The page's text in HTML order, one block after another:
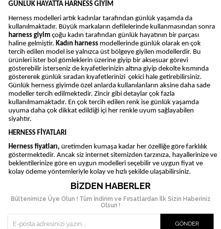
GÜNLÜK HAYATTA HARNESS GİYİM
Herness modelleri artık kadınlar tarafından günlük yaşamda da
kullanılmaktadır. Büyük markaların defilelerinde kullanmasından sonra
harness giyimçoğu kadın tarafından günlük hayatının bir parçası
haline gelmiştir. Kadın harnessmodellerinde günlük olarak en çok
tercih edilen model ise yalnızca üst bölgeye giyilen modellerdir. Bu
ürünleri ister bol gömleklerin üzerine giyip bir aksesuar görevi
gösterebilir isterseniz de kıyafetlerinizin altına giyip dekolte kısmında
göstererek günlük sıradan kıyafetlerinizi çekici hale getirebilirsiniz.
Günlük herness giyimde özel anlarda kullanılanların aksine daha sade
modeller tercih edilmektedir. Zincir gibi detaylar çok fazla
kullanılmamaktadır. En çok tercih edilen renk ise günlük yaşamda
uyuma daha çok dikkat edildiği içi her renkle uyum sağlayabilen
siyahtır.
HERNESS FİYATLARI
Herness fiyatları, üretimden kumaşa kadar her özelliğe göre farklılık
göstermektedir. Ancak siz internet sitemizden tarzınıza, hayallerinize ve
beklentilerinize göre en uygun modelleri seçebilir ve uygun fiyat ve
kolay ödeme yöntemleriyle kolay ve hızlı şekilde ulaşabilirsiniz.
BIZDEN HABERLER
Bültenimize Üye Olun ! Tüm İndirim ve Fırsatlardan İlk Sizin Haberiniz
Olsun !
GÖNDER